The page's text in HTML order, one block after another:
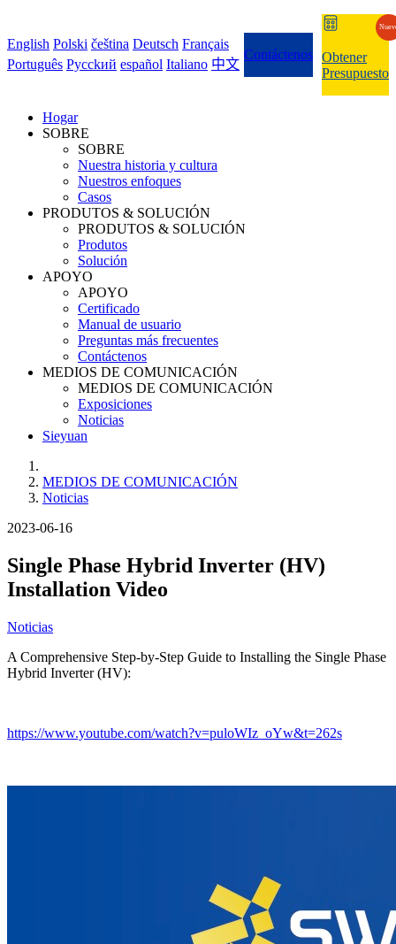
English Polski čeština Deutsch Français
Português Pycckий español Italiano 中文
Contáctenos Obtener
Presupuesto
Hogar
SOBRE
SOBRE
Nuestra historia y cultura
Nuestros enfoques
Casos
PRODUTOS & SOLUCIÓN
PRODUTOS & SOLUCIÓN
Produtos
Solución
APOYO
APOYO
Certificado
Manual de usuario
Preguntas más frecuentes
Contáctenos
MEDIOS DE COMUNICACIÓN
MEDIOS DE COMUNICACIÓN
Exposiciones
Noticias
Sieyuan
MEDIOS DE COMUNICACIÓN
Noticias
2023-06-16
Single Phase Hybrid Inverter (HV)
Installation Video
Noticias
A Comprehensive Step-by-Step Guide to Installing the Single Phase
Hybrid Inverter (HV):
https://www.youtube.com/watch?v=puloWIz_oYw&t=262s